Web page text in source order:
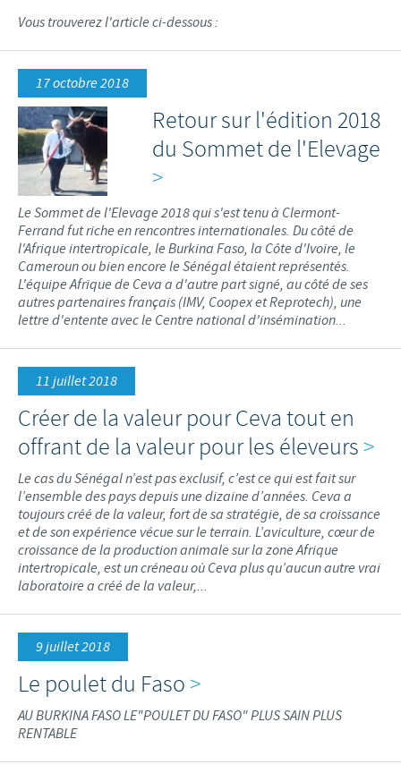
Vous trouverez l'article ci-dessous :
17 octobre 2018
Retour sur l'édition 2018
du Sommet de l'Elevage
>
Le Sommet de l'Elevage 2018 qui s'est tenu à Clermont-
Ferrand fut riche en rencontres internationales. Du côté de
l'Afrique intertropicale, le Burkina Faso, la Côte d'Ivoire, le
Cameroun ou bien encore le Sénégal étaient représentés.
L'équipe Afrique de Ceva a d'autre part signé, au côté de ses
autres partenaires français (IMV, Coopex et Reprotech), une
lettre d'entente avec le Centre national d'insémination...
11 juillet 2018
Créer de la valeur pour Ceva tout en
offrant de la valeur pour les éleveurs >
Le cas du Sénégal n’est pas exclusif, c’est ce qui est fait sur
l’ensemble des pays depuis une dizaine d’années. Ceva a
toujours créé de la valeur, fort de sa stratégie, de sa croissance
et de son expérience vécue sur le terrain. L’aviculture, cœur de
croissance de la production animale sur la zone Afrique
intertropicale, est un créneau où Ceva plus qu’aucun autre vrai
laboratoire a créé de la valeur,...
9 juillet 2018
Le poulet du Faso >
AU BURKINA FASO LE"POULET DU FASO" PLUS SAIN PLUS
RENTABLE